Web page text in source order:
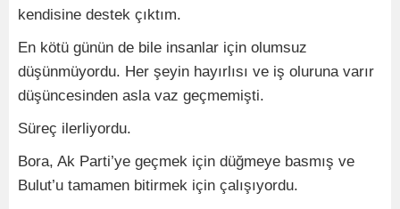
kendisine destek çıktım.
En kötü günün de bile insanlar için olumsuz
düşünmüyordu. Her şeyin hayırlısı ve iş oluruna varır
düşüncesinden asla vaz geçmemişti.
Süreç ilerliyordu.
Bora, Ak Parti’ye geçmek için düğmeye basmış ve
Bulut’u tamamen bitirmek için çalışıyordu.